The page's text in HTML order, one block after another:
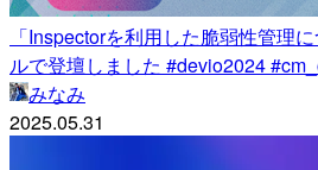
「Inspectorを利用した脆弱性管理
ルで登壇しました #devio2024
みなみ
2025.05.31